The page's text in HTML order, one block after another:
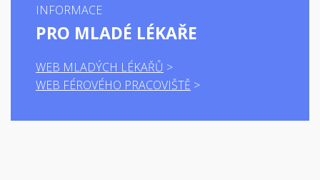
INFORMACE
PRO MLADÉ LÉKAŘE
WEB MLADÝCH LÉKAŘŮ
WEB FÉROVÉHO PRACOVIŠTĚ